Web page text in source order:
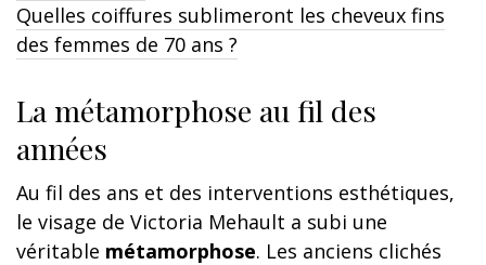
Quelles coiffures sublimeront les cheveux fins
des femmes de 70 ans ?
La métamorphose au fil des
années
Au fil des ans et des interventions esthétiques,
le visage de Victoria Mehault a subi une
véritable métamorphose. Les anciens clichés